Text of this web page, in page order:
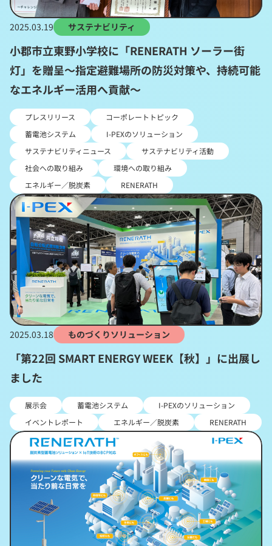
2025.03.19 サステナビリティ
小郡市立東野小学校に「RENERATH ソーラー街
灯」を贈呈～指定避難場所の防災対策や、持続可能
なエネルギー活用へ貢献～
プレスリリース
コーポレートトピック
蓄電池システム
I-PEXのソリューション
サステナビリティニュース
サステナビリティ活動
社会への取り組み
環境への取り組み
エネルギー／脱炭素
RENERATH
2025.03.18 ものづくりソリューション
「第22回 SMART ENERGY WEEK【秋】」に出展し
ました
展示会 蓄電池システム
I-PEXのソリューション
イベントレポート
エネルギー／脱炭素 RENERATH